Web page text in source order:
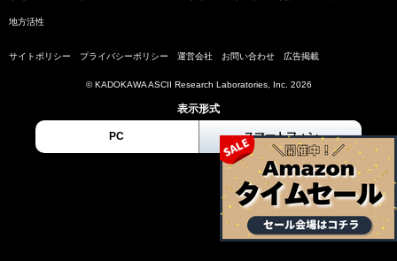
地方活性
サイトポリシー プライバシーポリシー 運営会社 お問い合わせ 広告掲載
© KADOKAWA ASCII Research Laboratories, Inc. 2026
表示形式
PC スマートフォン